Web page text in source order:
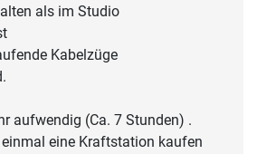
als im Studio
Kabelzüge
aufwendig (Ca. 7 Stunden) .
eine Kraftstation kaufen